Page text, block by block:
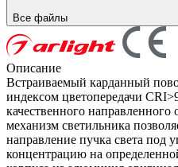
Все файлы
Описание
Встраиваемый карданный
индексом цветопередачи
качественного
механизм светильника
направление пучка света под
концентрацию на